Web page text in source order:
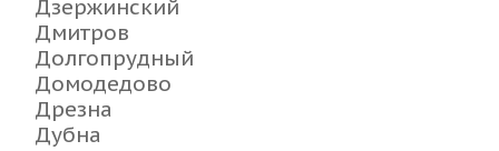
Дзержинский
Дмитров
Долгопрудный
Домодедово
Дрезна
Дубна